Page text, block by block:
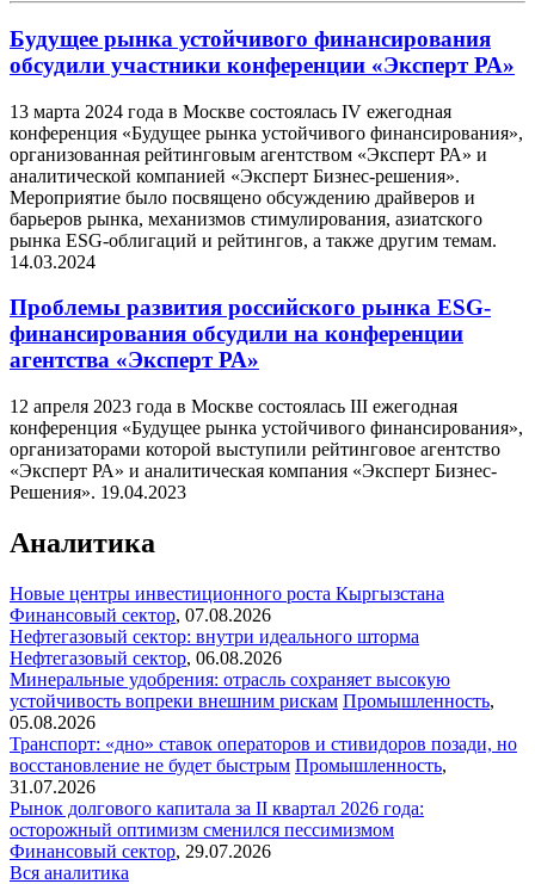
Будущее рынка устойчивого финансирования
обсудили участники конференции «Эксперт РА»
13 марта 2024 года в Москве состоялась IV ежегодная
конференция «Будущее рынка устойчивого финансирования»,
организованная рейтинговым агентством «Эксперт РА» и
аналитической компанией «Эксперт Бизнес-решения».
Мероприятие было посвящено обсуждению драйверов и
барьеров рынка, механизмов стимулирования, азиатского
рынка ESG-облигаций и рейтингов, а также другим темам.
14.03.2024
Проблемы развития российского рынка ESG-
финансирования обсудили на конференции
агентства «Эксперт РА»
12 апреля 2023 года в Москве состоялась III ежегодная
конференция «Будущее рынка устойчивого финансирования»,
организаторами которой выступили рейтинговое агентство
«Эксперт РА» и аналитическая компания «Эксперт Бизнес-
Решения». 19.04.2023
Аналитика
Новые центры инвестиционного роста Кыргызстана
Финансовый сектор, 07.08.2026
Нефтегазовый сектор: внутри идеального шторма
Нефтегазовый сектор, 06.08.2026
Минеральные удобрения: отрасль сохраняет высокую
устойчивость вопреки внешним рискам Промышленность,
05.08.2026
Транспорт: «дно» ставок операторов и стивидоров позади, но
восстановление не будет быстрым Промышленность,
31.07.2026
Рынок долгового капитала за II квартал 2026 года:
осторожный оптимизм сменился пессимизмом
Финансовый сектор, 29.07.2026
Вся аналитика